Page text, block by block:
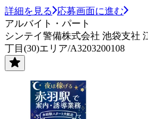
詳細を見る
応募画面に進む
アルバイト・パート
シンテイ警備株式会社 池袋支社
丁目(30)エリア/A3203200108